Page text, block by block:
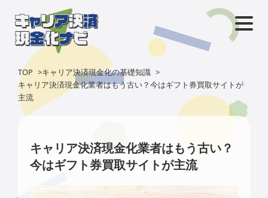
TOP >キャリア決済現金化の基礎知識 >
キャリア決済現金化業者はもう古い？今はギフト券買取サイトが
主流
キャリア決済現金化業者はもう古い？
今はギフト券買取サイトが主流